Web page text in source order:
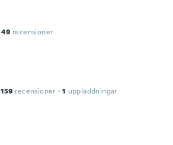
49 recensioner
159 recensioner · 1 uppladdningar